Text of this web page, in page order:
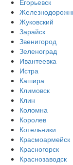
Жуковский
Зарайск
Звенигород
Зеленоград
Ивантеевка
Истра
Кашира
Климовск
Клин
Коломна
Королев
Котельники
Красмоармейск
Красногорск
Краснозаводск